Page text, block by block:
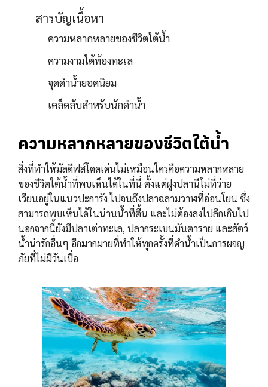
สารบัญเนื้อหา
ความหลากหลายของชีวิตใต้น้ำ
ความงามใต้ท้องทะเล
จุดดำน้ำยอดนิยม
เคล็ดลับสำหรับนักดำน้ำ
ความหลากหลายของชีวิตใต้น้ำ
สิ่งที่ทำให้มัลดีฟส์โดดเด่นไม่เหมือนใครคือความหลากหลาย
ของชีวิตใต้น้ำที่พบเห็นได้ในที่นี่ ตั้งแต่ฝูงปลานีโม่ที่ว่าย
เวียนอยู่ในแนวปะการัง ไปจนถึงปลาฉลามวาฬที่อ่อนโยน ซึ่ง
สามารถพบเห็นได้ในน่านน้ำที่ตื้น และไม่ต้องลงไปลึกเกินไป
นอกจากนี้ยังมีปลาเต่าทะเล, ปลากระเบนมันตาราย และสัตว์
น้ำน่ารักอื่นๆ อีกมากมายที่ทำให้ทุกครั้งที่ดำน้ำเป็นการผจญ
ภัยที่ไม่มีวันเบื่อ